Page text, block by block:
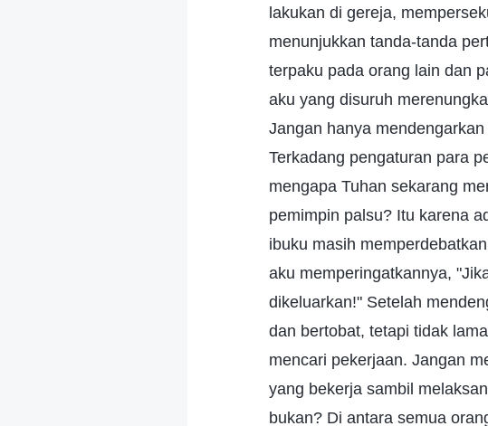
lakukan di gereja,
menunjukkan tanda-tanda
terpaku pada orang lain dan
aku yang disuruh
Jangan hanya
Terkadang pengaturan para
mengapa Tuhan sekarang
pemimpin palsu? Itu karena
ibuku masih
aku memperingatkannya,
dikeluarkan!" Setelah
dan bertobat, tetapi tidak
mencari pekerjaan. Jangan
yang bekerja sambil
bukan? Di antara semua